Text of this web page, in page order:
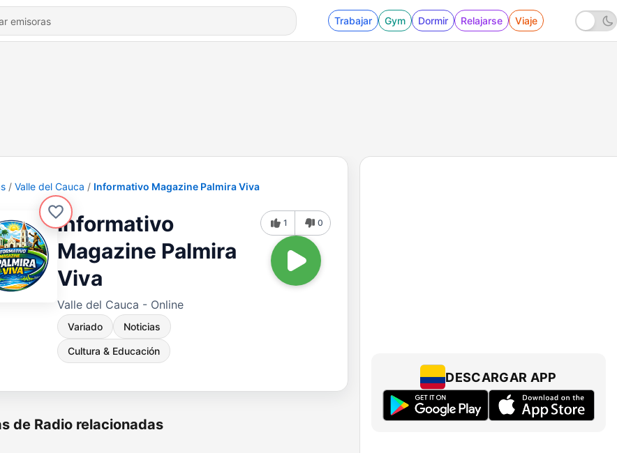
Trabajar Gym Dormir Relajarse Viaje
Valle del Cauca Informativo Magazine Palmira Viva
Informativo
Magazine Palmira
Viva
Valle del Cauca - Online
Variado Noticias
Cultura & Educación
1 0
de Radio relacionadas
DESCARGAR APP